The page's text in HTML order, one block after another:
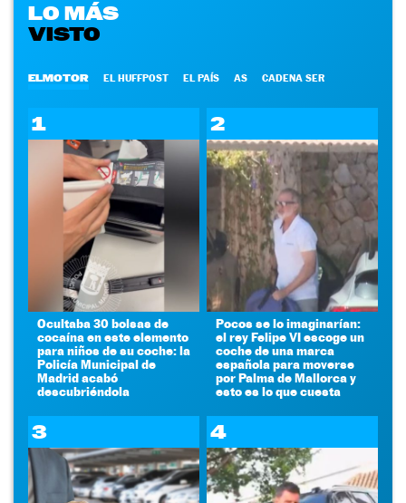
LO MÁS
VISTO
ELMOTOR EL HUFFPOST EL PAÍS AS CADENA SER
1
Ocultaba 30 bolsas de
cocaína en este elemento
para niños de su coche: la
Policía Municipal de
Madrid acabó
descubriéndola
2
Pocos se lo imaginarían:
el rey Felipe VI escoge un
coche de una marca
española para moverse
por Palma de Mallorca y
esto es lo que cuesta
3 4